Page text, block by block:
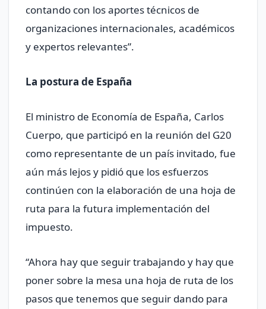
contando con los aportes técnicos de
organizaciones internacionales, académicos
y expertos relevantes”.
La postura de España
El ministro de Economía de España, Carlos
Cuerpo, que participó en la reunión del G20
como representante de un país invitado, fue
aún más lejos y pidió que los esfuerzos
continúen con la elaboración de una hoja de
ruta para la futura implementación del
impuesto.
“Ahora hay que seguir trabajando y hay que
poner sobre la mesa una hoja de ruta de los
pasos que tenemos que seguir dando para